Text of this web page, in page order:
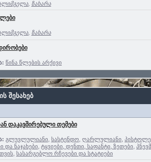
, ზახარა
, ზახარა
წინა წლების არქივი
შესახებ
დაკავშირებული თემები
გლუვლულიანი სასტენდო ღარლულიანი
და ნაჯახები ტყვიები, დენთი, საფანტი, ზეთები
, სასარგებლო რჩევები და სტატიები